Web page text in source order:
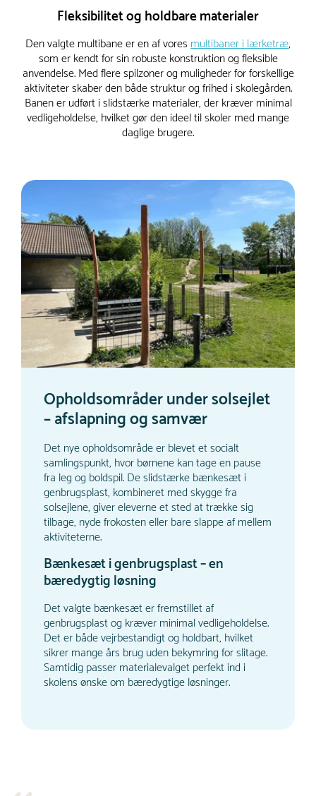
Fleksibilitet og holdbare materialer
Den valgte multibane er en af voresmultibaner i lærketræ,
som er kendt for sin robuste konstruktion og fleksible
anvendelse. Med flere spilzoner og muligheder for forskellige
aktiviteter skaber den både struktur og frihed i skolegården.
Banen er udført i slidstærke materialer, der kræver minimal
vedligeholdelse, hvilket gør den ideel til skoler med mange
daglige brugere.
Opholdsområder under solsejlet
– afslapning og samvær
Det nye opholdsområde er blevet et socialt
samlingspunkt, hvor børnene kan tage en pause
fra leg og boldspil. De slidstærke bænkesæt i
genbrugsplast, kombineret med skygge fra
solsejlene, giver eleverne et sted at trække sig
tilbage, nyde frokosten eller bare slappe af mellem
aktiviteterne.
Bænkesæt i genbrugsplast – en
bæredygtig løsning
Det valgte bænkesæt er fremstillet af
genbrugsplast og kræver minimal vedligeholdelse.
Det er både vejrbestandigt og holdbart, hvilket
sikrer mange års brug uden bekymring for slitage.
Samtidig passer materialevalget perfekt ind i
skolens ønske om bæredygtige løsninger.